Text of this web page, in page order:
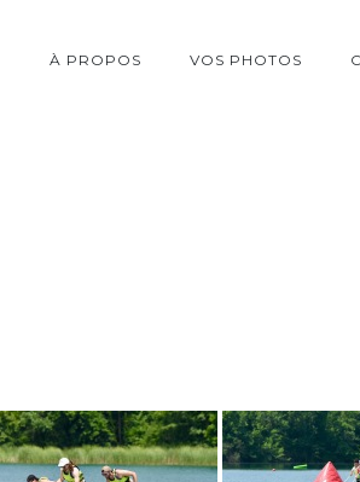
À PROPOS VOS PHOTOS